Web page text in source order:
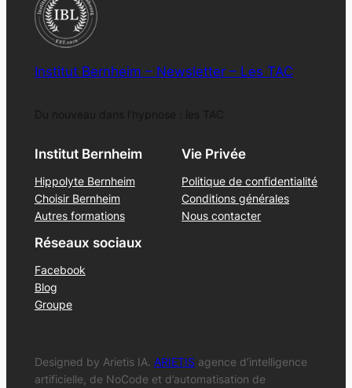
Institut Bernheim – Newsletter – Les TAC
Institut Bernheim
Hippolyte Bernheim
Choisir Bernheim
Autres formations
Vie Privée
Politique de confidentialité
Conditions générales
Nous contacter
Réseaux sociaux
Facebook
Blog
Groupe
Designed by Arietis IA. ARIETIS agence d’intelligence
artificielle, de NoCode et d’automatisation de